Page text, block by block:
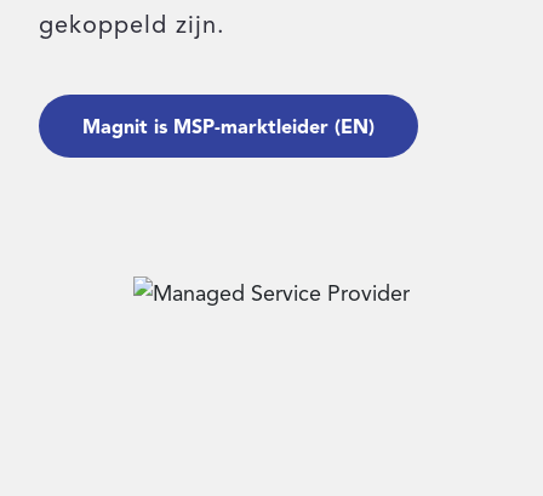
gekoppeld zijn.
Magnit is MSP-marktleider (EN)